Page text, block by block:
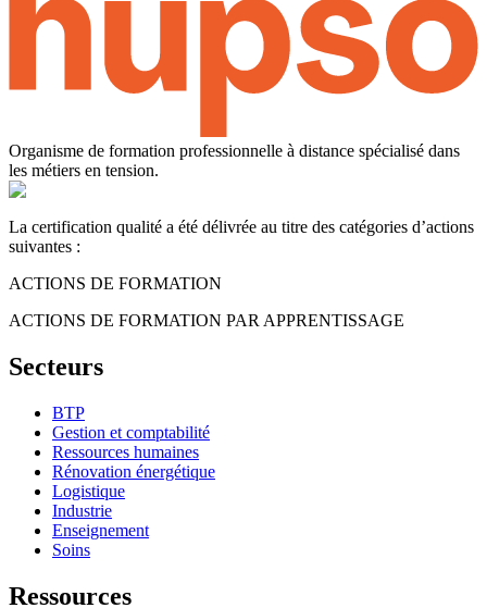
Organisme de formation professionnelle à distance spécialisé dans
les métiers en tension.
La certification qualité a été délivrée au titre des catégories d’actions
suivantes :
ACTIONS DE FORMATION
ACTIONS DE FORMATION PAR APPRENTISSAGE
Secteurs
BTP
Gestion et comptabilité
Ressources humaines
Rénovation énergétique
Logistique
Industrie
Enseignement
Soins
Ressources